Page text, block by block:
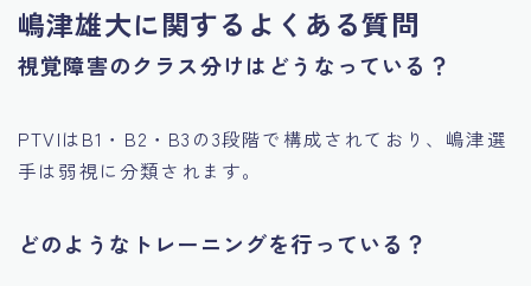
嶋津雄大に関するよくある質問
視覚障害のクラス分けはどうなっている？
PTVIはB1・B2・B3の3段階で構成されており、嶋津選
手は弱視に分類されます。
どのようなトレーニングを行っている？